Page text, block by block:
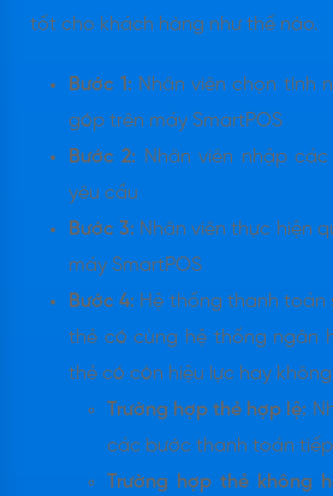
tốt cho khách hàng như thế nào.
Bước 1: Nhân viên chọn tính
góp trên máy SmartPOS
Bước 2: Nhân viên nhập
yêu cầu
Bước 3: Nhân viên thực hiện
máy SmartPOS
Bước 4: Hệ thống thanh toán
thẻ có cùng hệ thống ngân
thẻ có còn hiệu lực hay
Trường hợp thẻ hợp lệ:
các bước thanh toán
Trường hợp thẻ không